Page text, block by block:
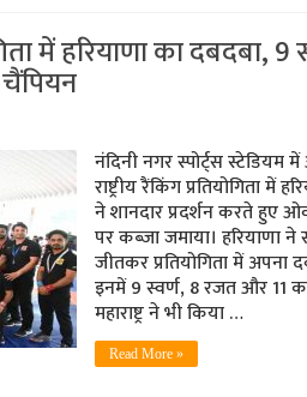
में हरियाणा का दबदबा,
नंदिनी नगर स्पोर्ट्स स्टेडियम
राष्ट्रीय रैंकिंग प्रतियोगिता में
ने शानदार प्रदर्शन करते हुए
पर कब्जा जमाया। हरियाणा
जीतकर प्रतियोगिता में अपना
इनमें 9 स्वर्ण, 8 रजत और 11
महाराष्ट्र ने भी किया …
Read More »